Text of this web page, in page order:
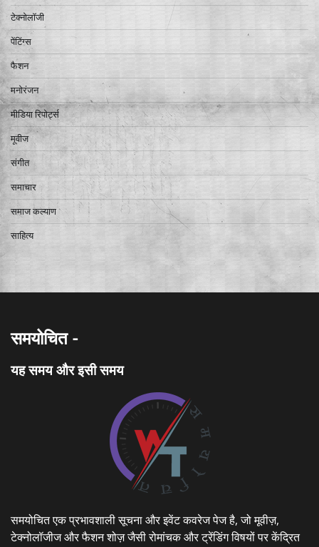
टेक्नोलॉजी
पेंटिंग्स
फैशन
मनोरंजन
मीडिया रिपोर्ट्स
मूवीज
संगीत
समाचार
समाज कल्याण
साहित्य
समयोचित -
यह समय और इसी समय
समयोचित एक प्रभावशाली सूचना और इवेंट कवरेज पेज है, जो मूवीज़,
टेक्नोलॉजीज और फैशन शोज़ जैसी रोमांचक और ट्रेंडिंग विषयों पर केंद्रित